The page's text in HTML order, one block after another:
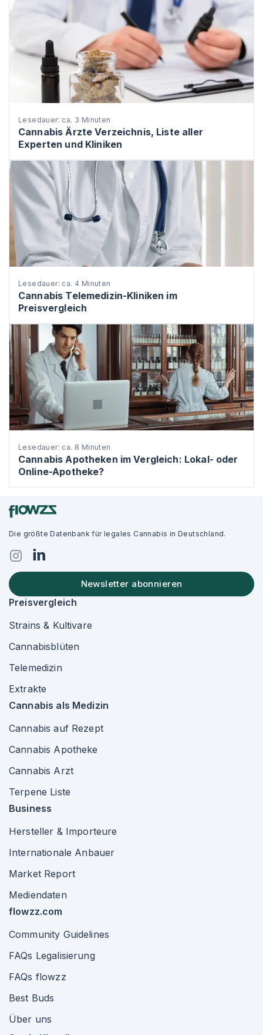
Lesedauer: ca. 3 Minuten
Cannabis Ärzte Verzeichnis, Liste aller
Experten und Kliniken
Lesedauer: ca. 4 Minuten
Cannabis Telemedizin-Kliniken im
Preisvergleich
Lesedauer: ca. 8 Minuten
Cannabis Apotheken im Vergleich: Lokal- oder
Online-Apotheke?
Die größte Datenbank für legales Cannabis in Deutschland.
Newsletter abonnieren
Preisvergleich
Strains & Kultivare
Cannabisblüten
Telemedizin
Extrakte
Cannabis als Medizin
Cannabis auf Rezept
Cannabis Apotheke
Cannabis Arzt
Terpene Liste
Business
Hersteller & Importeure
Internationale Anbauer
Market Report
Mediendaten
flowzz.com
Community Guidelines
FAQs Legalisierung
FAQs flowzz
Best Buds
Über uns